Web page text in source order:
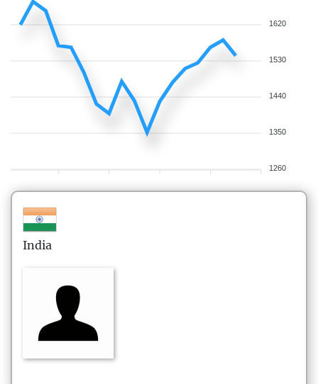
1620
1530
1440
1350
1260
India